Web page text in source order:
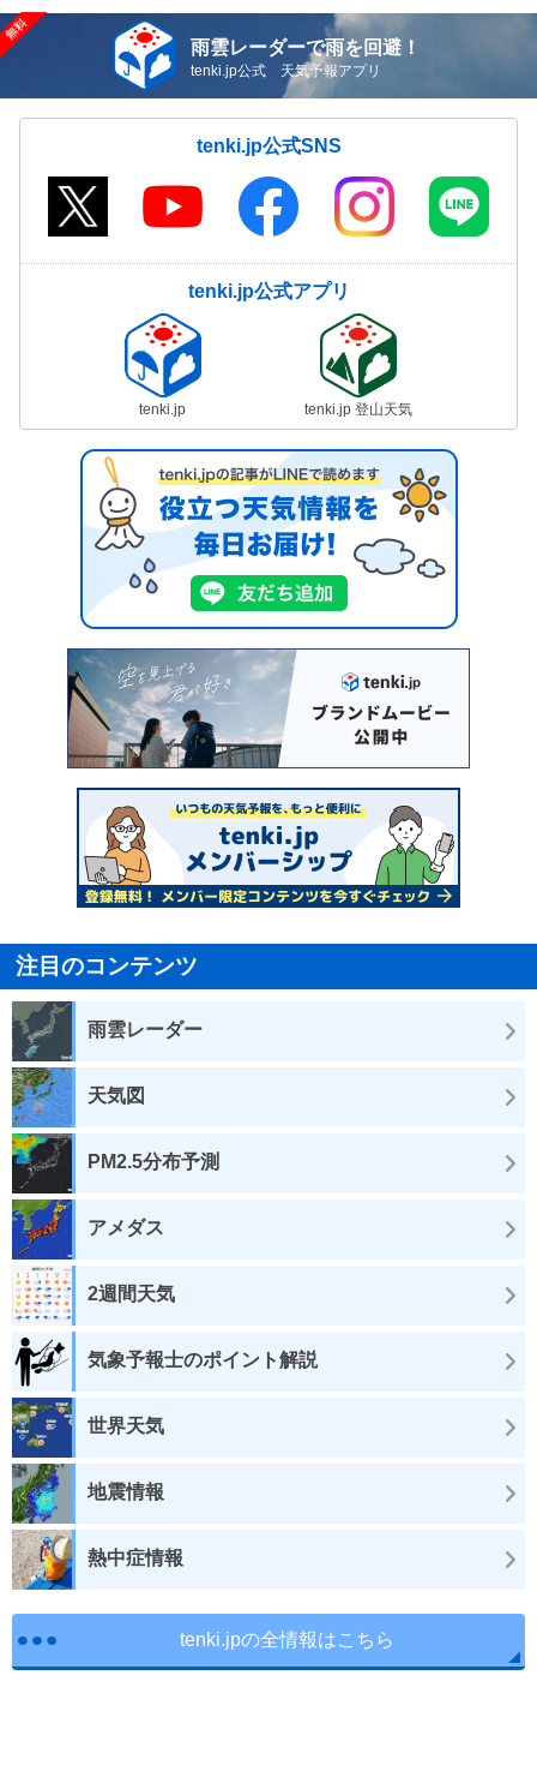
雨雲レーダーで雨を回避！
tenki.jp公式 天気予報アプリ
tenki.jp公式SNS
tenki.jp公式アプリ
tenki.jp tenki.jp 登山天気
注目のコンテンツ
雨雲レーダー
天気図
PM2.5分布予測
アメダス
2週間天気
気象予報士のポイント解説
世界天気
地震情報
熱中症情報
tenki.jpの全情報はこちら